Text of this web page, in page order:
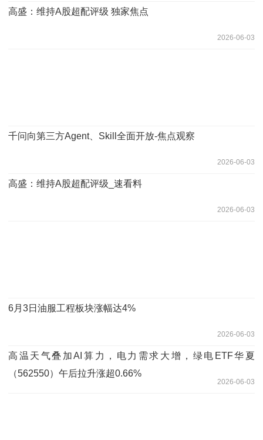
高盛：维持A股超配评级 独家焦点
2026-06-03
千问向第三方Agent、Skill全面开放-焦点观察
2026-06-03
高盛：维持A股超配评级_速看料
2026-06-03
6月3日油服工程板块涨幅达4%
2026-06-03
高温天气叠加AI算力，电力需求大增，绿电ETF华夏
（562550）午后拉升涨超0.66%
2026-06-03